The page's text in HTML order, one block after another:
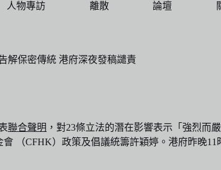
人物專訪 離散 論壇
解保密傳統 港府深夜發稿譴責
聯合聲明 ，對23條立法的潛在影響表示「強烈而
會 （CFHK）政策及倡議統籌許穎婷。港府昨晚11